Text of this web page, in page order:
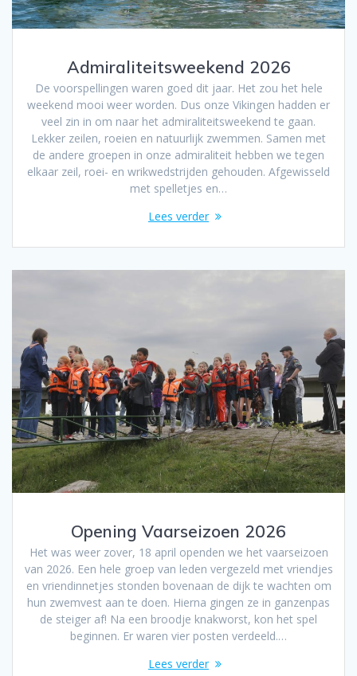
Admiraliteitsweekend 2026
De voorspellingen waren goed dit jaar. Het zou het hele
weekend mooi weer worden. Dus onze Vikingen hadden er
veel zin in om naar het admiraliteitsweekend te gaan.
Lekker zeilen, roeien en natuurlijk zwemmen. Samen met
de andere groepen in onze admiraliteit hebben we tegen
elkaar zeil, roei- en wrikwedstrijden gehouden. Afgewisseld
met spelletjes en…
Lees verder
Opening Vaarseizoen 2026
Het was weer zover, 18 april openden we het vaarseizoen
van 2026. Een hele groep van leden vergezeld met vriendjes
en vriendinnetjes stonden bovenaan de dijk te wachten om
hun zwemvest aan te doen. Hierna gingen ze in ganzenpas
de steiger af! Na een broodje knakworst, kon het spel
beginnen. Er waren vier posten verdeeld.…
Lees verder